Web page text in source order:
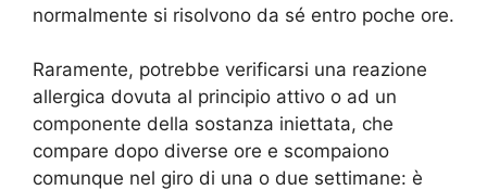
normalmente si risolvono da sé entro poche ore.
Raramente, potrebbe verificarsi una reazione
allergica dovuta al principio attivo o ad un
componente della sostanza iniettata, che
compare dopo diverse ore e scompaiono
comunque nel giro di una o due settimane: è